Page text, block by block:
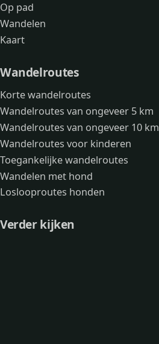
Op pad
Wandelen
Kaart
Wandelroutes
Korte wandelroutes
Wandelroutes van ongeveer 5 km
Wandelroutes van ongeveer 10 km
Wandelroutes voor kinderen
Toegankelijke wandelroutes
Wandelen met hond
Loslooproutes honden
Verder kijken